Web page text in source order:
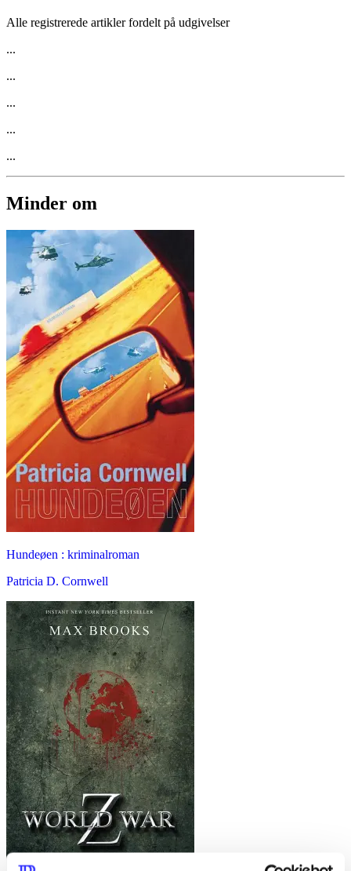
Alle registrerede artikler fordelt på udgivelser
...
...
...
...
...
Minder om
Hundeøen : kriminalroman
Patricia D. Cornwell